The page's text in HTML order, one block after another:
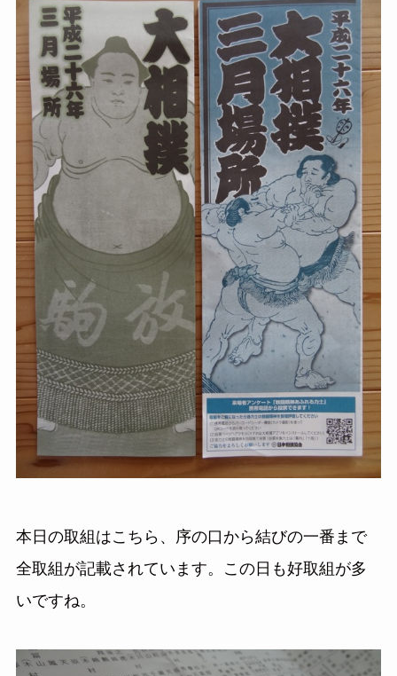
本日の取組はこちら、序の口から結びの一番まで
全取組が記載されています。この日も好取組が多
いですね。